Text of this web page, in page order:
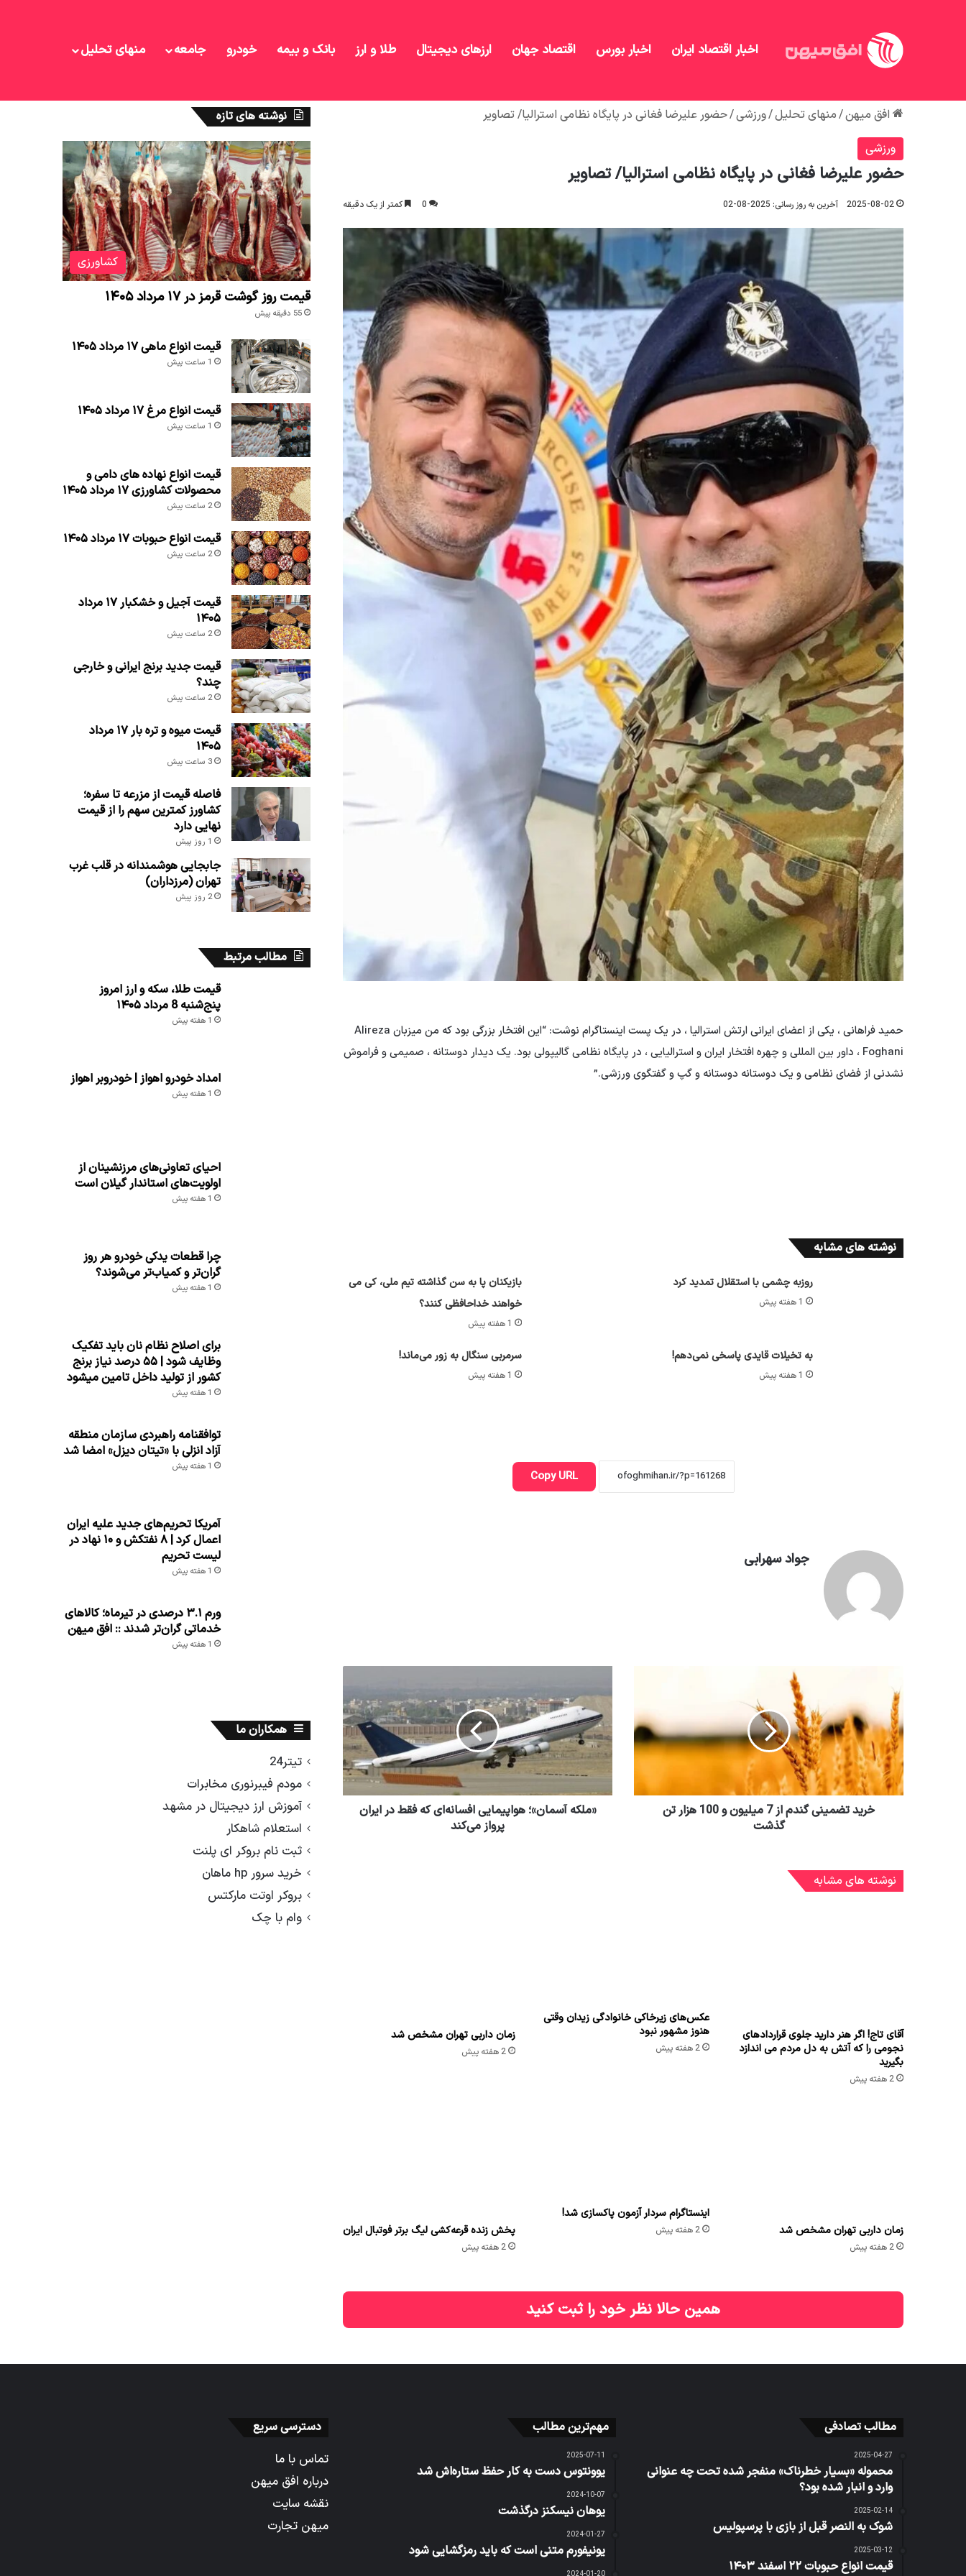
اخبار اقتصاد ایران اخبار بورس اقتصاد جهان ارزهای دیجیتال طلا و ارز بانک و بیمه خودرو جامعه منهای تحلیل
افق میهن/منهای تحلیل/ورزشی/حضور علیرضا فغانی در پایگاه نظامی استرالیا/ تصاویر
ورزشی
حضور علیرضا فغانی در پایگاه نظامی استرالیا/ تصاویر
2025-08-02 آخرین به روز رسانی: 2025-08-02 0 کمتر از یک دقیقه
حمید فراهانی ، یکی از اعضای ایرانی ارتش استرالیا ، در یک پست اینستاگرام نوشت: “این افتخار بزرگی بود که من میزبان Alireza
Foghani ، داور بین المللی و چهره افتخار ایران و استرالیایی ، در پایگاه نظامی گالیپولی بود. یک دیدار دوستانه ، صمیمی و فراموش
نشدنی از فضای نظامی و یک دوستانه دوستانه و گپ و گفتگوی ورزشی.”
نوشته های مشابه
1 هفته پیش
نوشته های مشابه
نوشته های تازه
کشاورزی
قیمت روز گوشت قرمز در ۱۷ مرداد ۱۴۰۵
55 دقیقه پیش
قیمت انواع ماهی ۱۷ مرداد ۱۴۰۵
1 ساعت پیش
قیمت انواع مرغ ۱۷ مرداد ۱۴۰۵
1 ساعت پیش
قیمت انواع نهاده های دامی و
محصولات کشاورزی ۱۷ مرداد ۱۴۰۵
2 ساعت پیش
قیمت انواع حبوبات ۱۷ مرداد ۱۴۰۵
2 ساعت پیش
قیمت آجیل و خشکبار ۱۷ مرداد
۱۴۰۵
2 ساعت پیش
قیمت جدید برنج ایرانی و خارجی
چند؟
2 ساعت پیش
قیمت میوه و تره بار ۱۷ مرداد
۱۴۰۵
3 ساعت پیش
فاصله قیمت از مزرعه تا سفره؛
کشاورز کمترین سهم را از قیمت
نهایی دارد
1 روز پیش
جابجایی هوشمندانه در قلب غرب
تهران (مرزداران)
2 روز پیش
مطالب مرتبط
قیمت طلا، سکه و ارز امروز
پنج‌شنبه 8 مرداد ۱۴۰۵
1 هفته پیش
امداد خودرو اهواز | خودروبر اهواز
1 هفته پیش
احیای تعاونی‌های مرزنشینان از
اولویت‌های استاندار گیلان است
1 هفته پیش
چرا قطعات یدکی خودرو هر روز
گران‌تر و کمیاب‌تر می‌شوند؟
1 هفته پیش
برای اصلاح نظام نان باید تفکیک
وظایف شود | ۵۵ درصد نیاز برنج
کشور از تولید داخل تامین میشود
1 هفته پیش
توافقنامه راهبردی سازمان منطقه
آزاد انزلی با «تیتان دیزل» امضا شد
1 هفته پیش
آمریکا تحریم‌های جدید علیه ایران
اعمال کرد | ۸ نفتکش و ۱۰ نهاد در
لیست تحریم
1 هفته پیش
ورم ۳.۱ درصدی در تیرماه؛ کالاهای
خدماتی گران‌تر شدند :: افق میهن
1 هفته پیش
همکاران ما
تیتر24
مودم فیبرنوری مخابرات
آموزش ارز دیجیتال در مشهد
استعلام شاهکار
ثبت نام بروکر ای پلنت
خرید سرور hp ماهان
بروکر اوتت مارکتس
وام با چک